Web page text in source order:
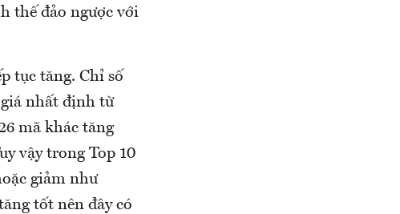
thế đảo ngược với
tục tăng. Chỉ số
nhất định từ
mã khác tăng
vậy trong Top 10
giảm như
tốt nên đây có